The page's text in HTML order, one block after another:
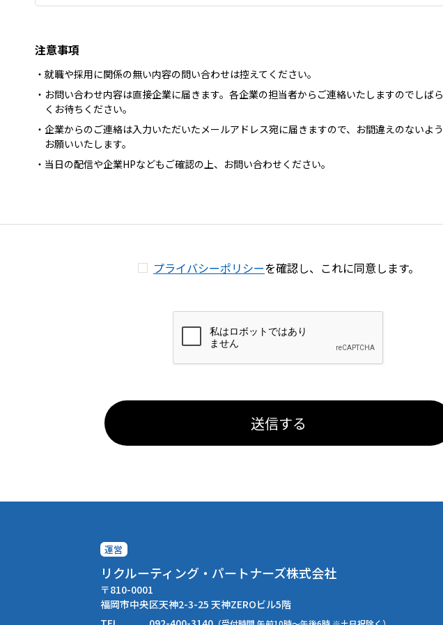
注意事項
就職や採用に関係の無い内容の問い合わせは控えてください。
お問い合わせ内容は直接企業に届きます。各企業の担当者からご連絡いたしますのでしばら
くお待ちください。
企業からのご連絡は入力いただいたメールアドレス宛に届きますので、お間違えのないよう
お願いいたします。
当日の配信や企業HPなどもご確認の上、お問い合わせください。
プライバシーポリシーを確認し、 これに同意します。
送信する
運営
リクルーティング・パートナーズ株式会社
〒810-0001
福岡市中央区天神2-3-25 天神ZEROビル5階